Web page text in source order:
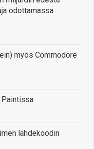
odottamassa
myös Commodore
Paintissa
lähdekoodin